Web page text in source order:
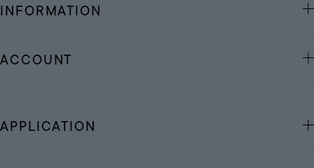
INFORMATION
ACCOUNT
APPLICATION